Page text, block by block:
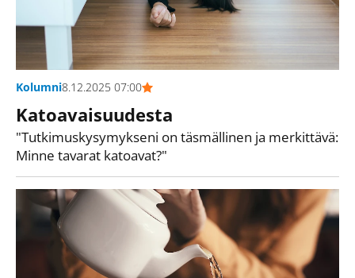
Kolumni8.12.2025 07:00
Katoavaisuudesta
"Tutkimuskysymykseni on täsmällinen ja merkittävä:
Minne tavarat katoavat?"